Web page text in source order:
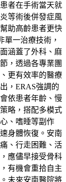
者在手術當天就
等術後併發症風
助高齡患者更快
單一治療技術，
涵蓋了外科、麻
，透過各專業團
更有效率的醫療
，ERAS強調的
依患者年齡、慢
略，搭配多模式
、嗜睡等副作
身體恢復。安南
、行走困難、活
應儘早接受骨科
有機會重拾自主
未來安南醫院將